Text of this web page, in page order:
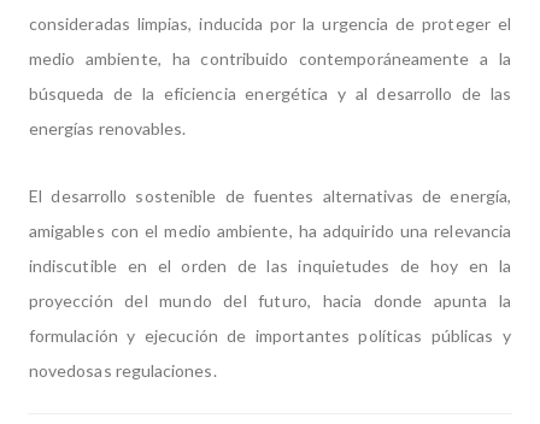
consideradas limpias, inducida por la urgencia de proteger el
medio ambiente, ha contribuido contemporáneamente a la
búsqueda de la eficiencia energética y al desarrollo de las
energías renovables.
El desarrollo sostenible de fuentes alternativas de energía,
amigables con el medio ambiente, ha adquirido una relevancia
indiscutible en el orden de las inquietudes de hoy en la
proyección del mundo del futuro, hacia donde apunta la
formulación y ejecución de importantes políticas públicas y
novedosas regulaciones.